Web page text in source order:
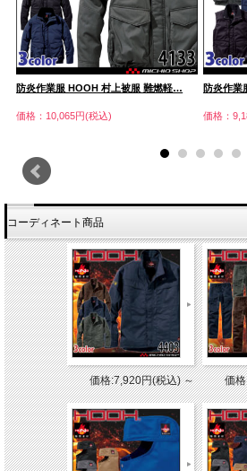
防炎作業服 HOOH 村上被服 難燃軽…
価格：10,065円(税込)
防炎作
価格：
コーディネート商品
価格:7,920円(税込)～ 価